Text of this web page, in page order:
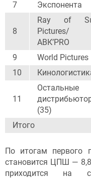
7
Экспонента
8
Ray of
Pictures/
АВК’PRO
9 World Pictures
10
11
Остальные
(35)
Итого
По итогам первого
становится ЦПШ —
приходится на